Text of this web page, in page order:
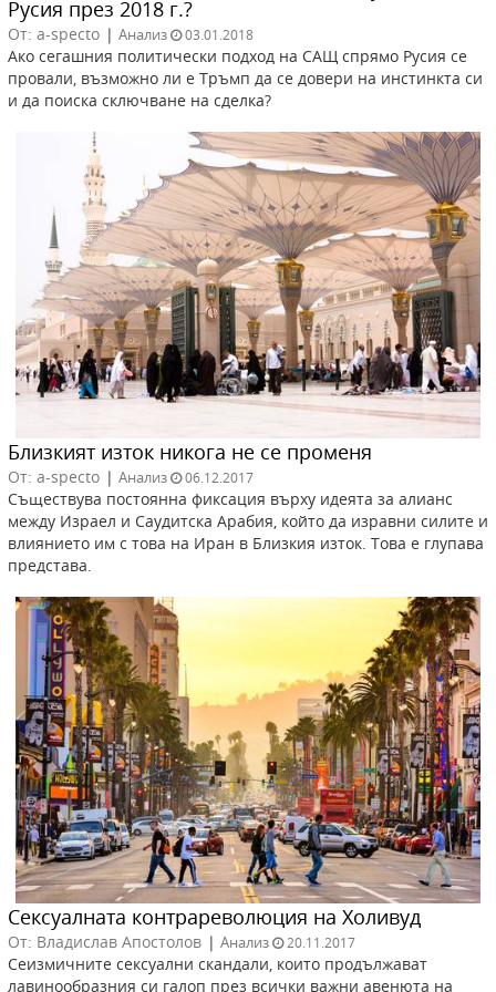
Русия през 2018 г.?
От: a-specto | Анализ 03.01.2018
Ако сегашния политически подход на САЩ спрямо Русия се
провали, възможно ли е Тръмп да се довери на инстинкта си
и да поиска сключване на сделка?
Близкият изток никога не се променя
От: a-specto | Анализ 06.12.2017
Съществува постоянна фиксация върху идеята за алианс
между Израел и Саудитска Арабия, който да изравни силите и
влиянието им с това на Иран в Близкия изток. Това е глупава
представа.
Сексуалната контрареволюция на Холивуд
От: Владислав Апостолов | Анализ 20.11.2017
Сеизмичните сексуални скандали, които продължават
лавинообразния си галоп през всички важни авенюта на